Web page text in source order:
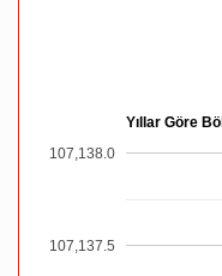
Yıllar Göre
107,137.5
107,138.0